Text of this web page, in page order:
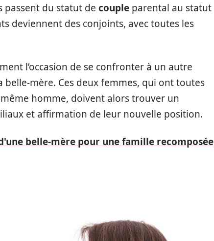
passent du statut de couple parental au statut
deviennent des conjoints, avec toutes les
l’occasion de se confronter à un autre
belle-mère. Ces deux femmes, qui ont toutes
homme, doivent alors trouver un
et affirmation de leur nouvelle position.
belle-mère pour une famille recomposée